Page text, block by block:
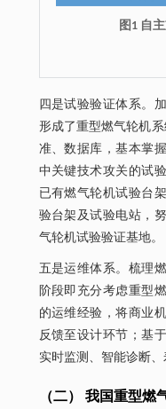
图1 自
四是试验验证体系。
形成了重型燃气轮机
准、数据库，基本掌
中关键技术攻关的试
已有燃气轮机试验台
验台架及试验电站，
气轮机试验验证基地。
五是运维体系。梳理
阶段即充分考虑重型
的运维经验，将商业
反馈至设计环节；基
实时监测、智能诊断、
（二） 我国重型燃